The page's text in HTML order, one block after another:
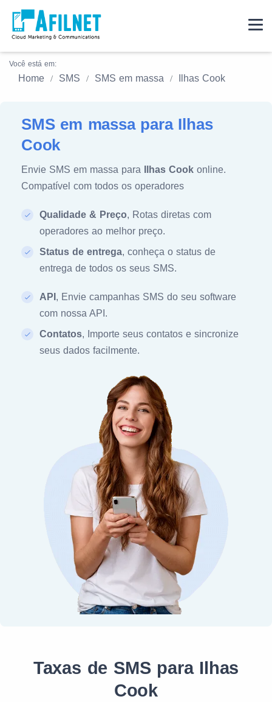
Você está em:
Home SMS SMS em massa Ilhas Cook
SMS em massa para Ilhas
Cook
Envie SMS em massa para Ilhas Cook online.
Compatível com todos os operadores
Qualidade & Preço, Rotas diretas com
operadores ao melhor preço.
Status de entrega, conheça o status de
entrega de todos os seus SMS.
API , Envie campanhas SMS do seu software
com nossa API.
Contatos, Importe seus contatos e sincronize
seus dados facilmente.
Taxas de SMS para Ilhas
Cook